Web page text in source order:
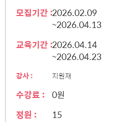
모집기간 :2026.02.09
~2026.04.13
교육기간 :2026.04.14
~2026.04.23
강사 : 지원재
수강료 : 0원
정원 :
15